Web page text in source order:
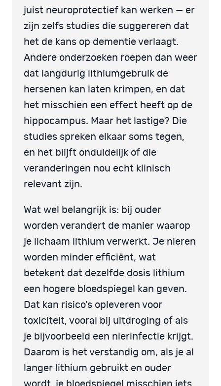
juist neuroprotectief kan werken — er
zijn zelfs studies die suggereren dat
het de kans op dementie verlaagt.
Andere onderzoeken roepen dan weer
dat langdurig lithiumgebruik de
hersenen kan laten krimpen, en dat
het misschien een effect heeft op de
hippocampus. Maar het lastige? Die
studies spreken elkaar soms tegen,
en het blijft onduidelijk of die
veranderingen nou echt klinisch
relevant zijn.
Wat wel belangrijk is: bij ouder
worden verandert de manier waarop
je lichaam lithium verwerkt. Je nieren
worden minder efficiënt, wat
betekent dat dezelfde dosis lithium
een hogere bloedspiegel kan geven.
Dat kan risico’s opleveren voor
toxiciteit, vooral bij uitdroging of als
je bijvoorbeeld een nierinfectie krijgt.
Daarom is het verstandig om, als je al
langer lithium gebruikt en ouder
wordt, je bloedspiegel misschien iets